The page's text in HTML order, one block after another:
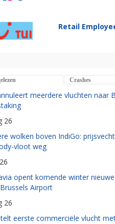
Retail
Crashes
meerdere vluchten naar
26
wolken boven IndiGo:
vloot weg
opent komende winter
Airport
26
eerste commerciële vlucht